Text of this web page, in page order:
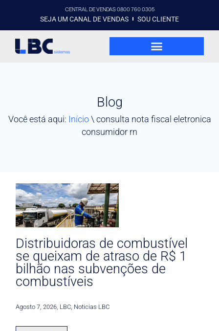
CENTRAL DE VENDAS 0800 760 0305
SEJA UM CANAL DE VENDAS SOU CLIENTE
Blog
Você está aqui: Início\ consulta nota fiscal eletronica
consumidor rn
Distribuidoras de combustível
se queixam de atraso de R$ 1
bilhão nas subvenções de
combustíveis
Agosto 7, 2026 LBC Noticias LBC